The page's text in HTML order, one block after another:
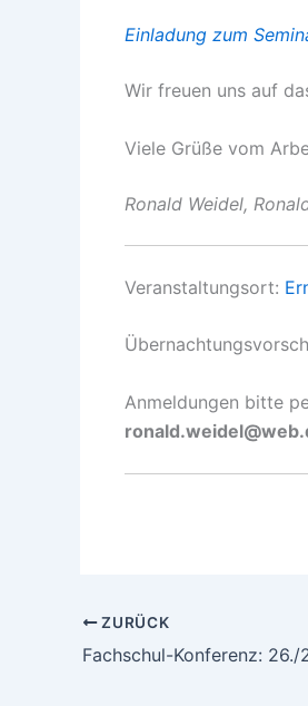
Einladung zum
Wir freuen uns auf
Viele Grüße vom
Ronald Weidel,
Veranstaltungsort:
Anmeldungen bitte
ZURÜCK
Fachschul-Konferenz: 26./